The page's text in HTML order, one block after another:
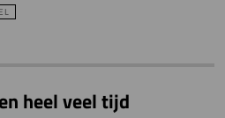
heel veel tijd